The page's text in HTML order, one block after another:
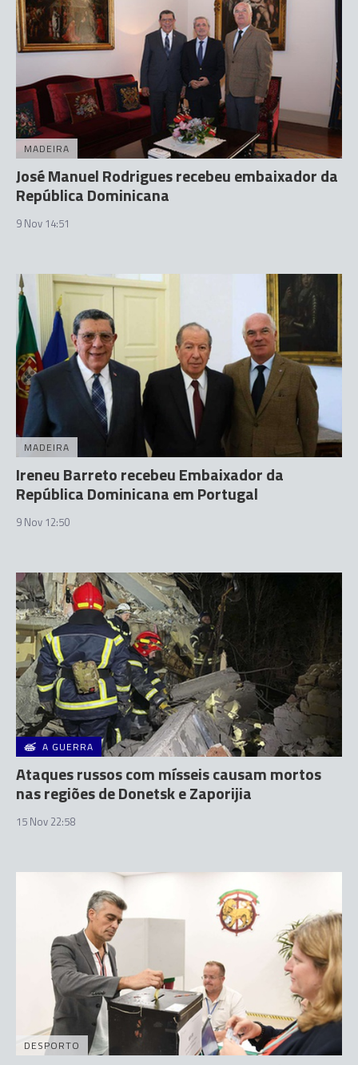
MADEIRA
José Manuel Rodrigues recebeu embaixador da
República Dominicana
9 Nov 14:51
MADEIRA
Ireneu Barreto recebeu Embaixador da
República Dominicana em Portugal
9 Nov 12:50
A GUERRA
Ataques russos com mísseis causam mortos
nas regiões de Donetsk e Zaporijia
15 Nov 22:58
DESPORTO